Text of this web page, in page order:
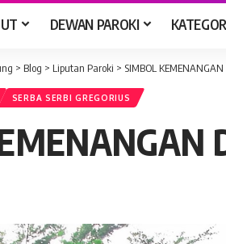
DEWAN PAROKI
> Blog > Liputan Paroki > SIMBOL
SERBA SERBI GREGORIUS